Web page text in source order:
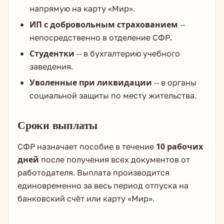
напрямую на карту «Мир».
ИП с добровольным страхованием --
непосредственно в отделение СФР.
Студентки -- в бухгалтерию учебного
заведения.
Уволенные при ликвидации -- в органы
социальной защиты по месту жительства.
Сроки выплаты
СФР назначает пособие в течение 10 рабочих
дней после получения всех документов от
работодателя. Выплата производится
единовременно за весь период отпуска на
банковский счёт или карту «Мир».